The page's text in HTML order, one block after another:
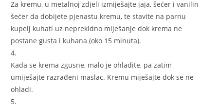
Za kremu, u metalnoj zdjeli izmiješajte jaja, šećer i vanilin
šećer da dobijete pjenastu kremu, te stavite na parnu
kupelj kuhati uz neprekidno miješanje dok krema ne
postane gusta i kuhana (oko 15 minuta).
4.
Kada se krema zgusne, malo je ohladite, pa zatim
umiješajte razrađeni maslac. Kremu miješajte dok se ne
ohladi.
5.